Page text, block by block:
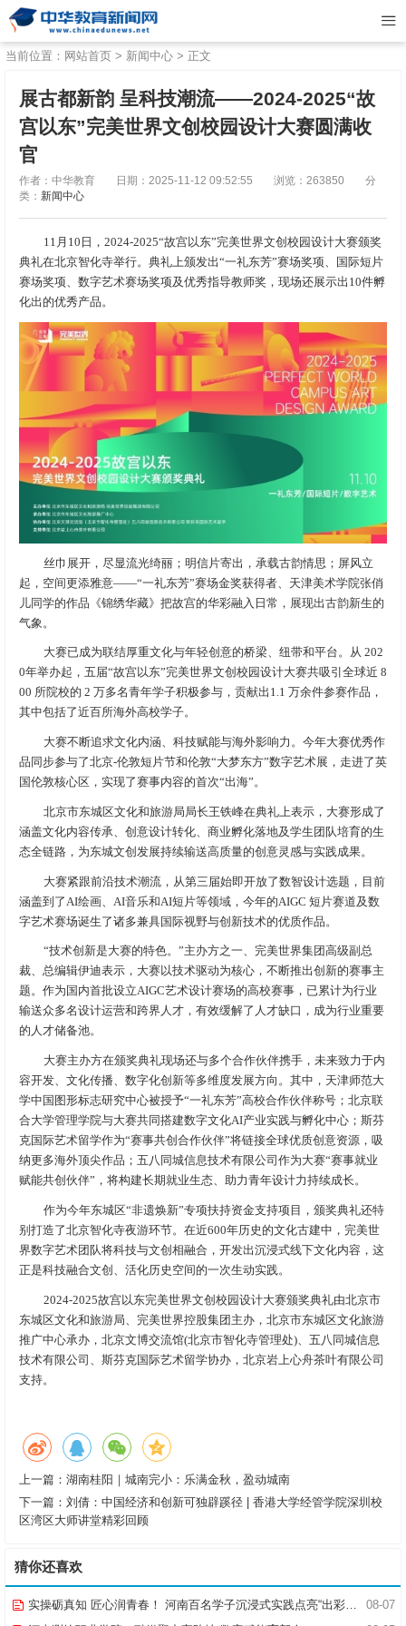
当前位置： 网站首页 > 新闻中心 > 正文
展古都新韵 呈科技潮流——2024-2025“故
宫以东”完美世界文创校园设计大赛圆满收
官
作者：中华教育 日期：2025-11-12 09:52:55 浏览：263850
分
类： 新闻中心
11月10日，2024-2025“故宫以东”完美世界文创校园设计大赛颁奖
典礼在北京智化寺举行。典礼上颁发出“一礼东芳”赛场奖项、国际短片
赛场奖项、数字艺术赛场奖项及优秀指导教师奖，现场还展示出10件孵
化出的优秀产品。
丝巾展开，尽显流光绮丽；明信片寄出，承载古韵情思；屏风立
起，空间更添雅意——“一礼东芳”赛场金奖获得者、天津美术学院张俏
儿同学的作品《锦绣华藏》把故宫的华彩融入日常，展现出古韵新生的
气象。
大赛已成为联结厚重文化与年轻创意的桥梁、纽带和平台。从 202
0年举办起，五届“故宫以东”完美世界文创校园设计大赛共吸引全球近 8
00 所院校的 2 万多名青年学子积极参与，贡献出1.1 万余件参赛作品，
其中包括了近百所海外高校学子。
大赛不断追求文化内涵、科技赋能与海外影响力。今年大赛优秀作
品同步参与了北京-伦敦短片节和伦敦“大梦东方”数字艺术展，走进了英
国伦敦核心区，实现了赛事内容的首次“出海”。
北京市东城区文化和旅游局局长王铁峰在典礼上表示，大赛形成了
涵盖文化内容传承、创意设计转化、商业孵化落地及学生团队培育的生
态全链路，为东城文创发展持续输送高质量的创意灵感与实践成果。
大赛紧跟前沿技术潮流，从第三届始即开放了数智设计选题，目前
涵盖到了AI绘画、AI音乐和AI短片等领域，今年的AIGC 短片赛道及数
字艺术赛场诞生了诸多兼具国际视野与创新技术的优质作品。
“技术创新是大赛的特色。”主办方之一、完美世界集团高级副总
裁、总编辑伊迪表示，大赛以技术驱动为核心，不断推出创新的赛事主
题。作为国内首批设立AIGC艺术设计赛场的高校赛事，已累计为行业
输送众多名设计运营和跨界人才，有效缓解了人才缺口，成为行业重要
的人才储备池。
大赛主办方在颁奖典礼现场还与多个合作伙伴携手，未来致力于内
容开发、文化传播、数字化创新等多维度发展方向。其中，天津师范大
学中国图形标志研究中心被授予“一礼东芳”高校合作伙伴称号；北京联
合大学管理学院与大赛共同搭建数字文化AI产业实践与孵化中心；斯芬
克国际艺术留学作为“赛事共创合作伙伴”将链接全球优质创意资源，吸
纳更多海外顶尖作品；五八同城信息技术有限公司作为大赛“赛事就业
赋能共创伙伴”，将构建长期就业生态、助力青年设计力持续成长。
作为今年东城区“非遗焕新”专项扶持资金支持项目，颁奖典礼还特
别打造了北京智化寺夜游环节。在近600年历史的文化古建中，完美世
界数字艺术团队将科技与文创相融合，开发出沉浸式线下文化内容，这
正是科技融合文创、活化历史空间的一次生动实践。
2024-2025故宫以东完美世界文创校园设计大赛颁奖典礼由北京市
东城区文化和旅游局、完美世界控股集团主办，北京市东城区文化旅游
推广中心承办，北京文博交流馆(北京市智化寺管理处)、五八同城信息
技术有限公司、斯芬克国际艺术留学协办，北京岩上心舟茶叶有限公司
支持。
上一篇： 湖南桂阳｜城南完小：乐满金秋，盈动城南
下一篇： 刘倩：中国经济和创新可独辟蹊径 | 香港大学经管学院深圳校
区湾区大师讲堂精彩回顾
猜你还喜欢
08-07
实操砺真知 匠心润青春！ 河南百名学子沉浸式实践点亮“出彩中原”实践路